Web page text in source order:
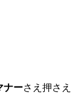
ナーさえ押さえ